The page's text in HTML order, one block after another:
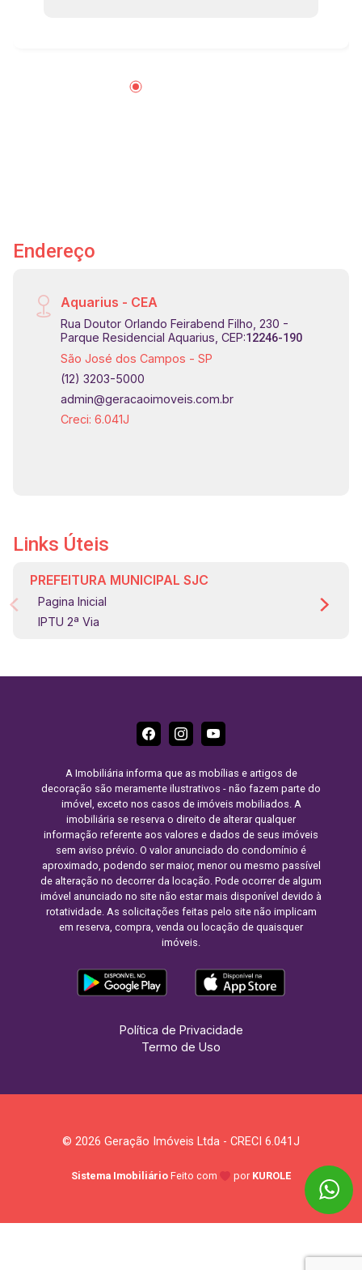
Endereço
Aquarius - CEA
Rua Doutor Orlando Feirabend Filho, 230 -
Parque Residencial Aquarius, CEP:12246-190
São José dos Campos - SP
(12) 3203-5000
admin@geracaoimoveis.com.br
Creci: 6.041J
Links Úteis
PREFEITURA MUNICIPAL SJC
Pagina Inicial
IPTU 2ª Via
A Imobiliária informa que as mobílias e artigos de
decoração são meramente ilustrativos - não fazem parte do
imóvel, exceto nos casos de imóveis mobiliados. A
imobiliária se reserva o direito de alterar qualquer
informação referente aos valores e dados de seus imóveis
sem aviso prévio. O valor anunciado do condomínio é
aproximado, podendo ser maior, menor ou mesmo passível
de alteração no decorrer da locação. Pode ocorrer de algum
imóvel anunciado no site não estar mais disponível devido à
rotatividade. As solicitações feitas pelo site não implicam
em reserva, compra, venda ou locação de quaisquer
imóveis.
Política de Privacidade
Termo de Uso
© 2026 Geração Imóveis Ltda - CRECI 6.041J
Sistema Imobiliário Feito com por KUROLE